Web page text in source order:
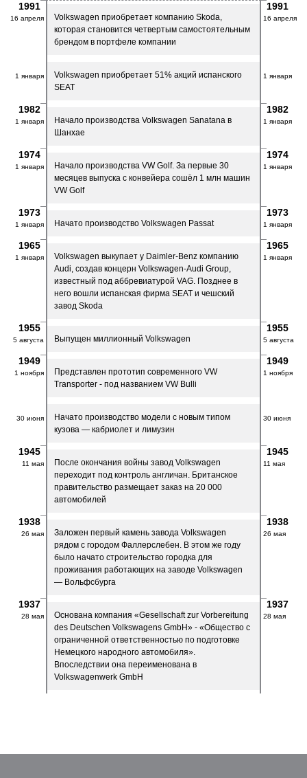
1991 1991
16 апреля 16 апреля
Volkswagen приобретает компанию Skoda,
которая становится четвертым самостоятельным
брендом в портфеле компании
1 января 1 января
Volkswagen приобретает 51% акций испанского
SEAT
1982 1982
1 января 1 января
Начало производства Volkswagen Sanatana в
Шанхае
1974 1974
1 января 1 января
Начало производства VW Golf. За первые 30
месяцев выпуска с конвейера сошёл 1 млн машин
VW Golf
1973 1973
1 января 1 января
Начато производство Volkswagen Passat
1965 1965
1 января 1 января
Volkswagen выкупает у Daimler-Benz компанию
Audi, создав концерн Volkswagen-Audi Group,
известный под аббревиатурой VAG. Позднее в
него вошли испанская фирма SEAT и чешский
завод Skoda
1955 1955
5 августа 5 августа
Выпущен миллионный Volkswagen
1949 1949
1 ноября 1 ноября
Представлен прототип современного VW
Transporter - под названием VW Bulli
30 июня 30 июня
Начато производство модели с новым типом
кузова — кабриолет и лимузин
1945 1945
11 мая 11 мая
После окончания войны завод Volkswagen
переходит под контроль англичан. Британское
правительство размещает заказ на 20 000
автомобилей
1938 1938
26 мая 26 мая
Заложен первый камень завода Volkswagen
рядом с городом Фаллерслебен. В этом же году
было начато строительство городка для
проживания работающих на заводе Volkswagen
— Вольфсбурга
1937 1937
28 мая 28 мая
Основана компания «Gesellschaft zur Vorbereitung
des Deutschen Volkswagens GmbH» - «Общество с
ограниченной ответственностью по подготовке
Немецкого народного автомобиля».
Впоследствии она переименована в
Volkswagenwerk GmbH